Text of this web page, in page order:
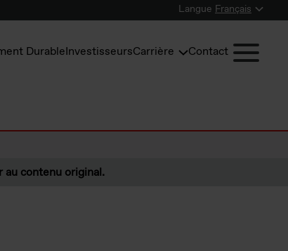
Langue Français
DurableInvestisseursCarrière Contact
au contenu original.